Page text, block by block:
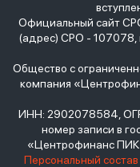
Официальный сайт
(адрес) СРО - 107078,
Общество с
компания
ИНН: 2902078584,
номер записи в
«Центрофинанс
Персональный